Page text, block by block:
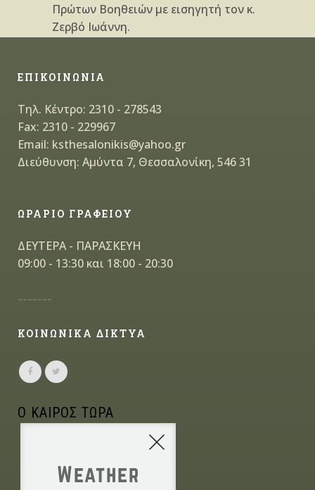
Πρώτων Βοηθειών με εισηγητή τον κ.
Ζερβό Ιωάννη.
ΕΠΙΚΟΙΝΩΝΙΑ
Τηλ. Κέντρο: 2310 - 278543
Fax: 2310 - 229967
Email: ksthesalonikis@yahoo.gr
Διεύθυνση: Αμύντα 7, Θεσσαλονίκη, 546 31
ΩΡΑΡΙΟ ΓΡΑΦΕΙΟΥ
ΔΕΥΤΕΡΑ - ΠΑΡΑΣΚΕΥΗ
09:00 - 13:30 και 18:00 - 20:30
-------
ΚΟΙΝΩΝΙΚΑ ΔΙΚΤΥΑ
Ο ΚΑΙΡΟΣ ΤΩΡΑ
Weather